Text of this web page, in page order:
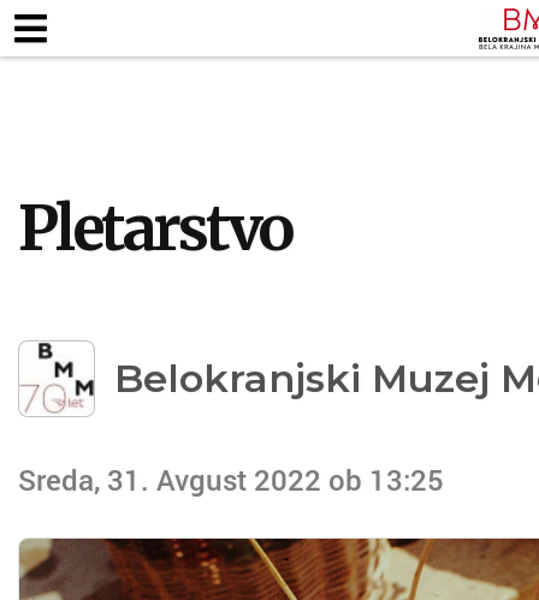
Pletarstvo
Belokranjski Muzej
Sreda, 31. Avgust 2022 ob 13:25